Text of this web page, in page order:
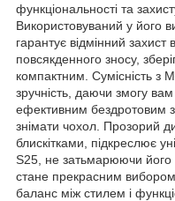
функціональності та
Використовуваний у його
гарантує відмінний захист
повсякденного зносу,
компактним. Сумісність з
зручність, даючи змогу
ефективним бездротовим
знімати чохол. Прозорий
блискітками, підкреслює
S25, не затьмарюючи його
стане прекрасним
баланс між стилем і